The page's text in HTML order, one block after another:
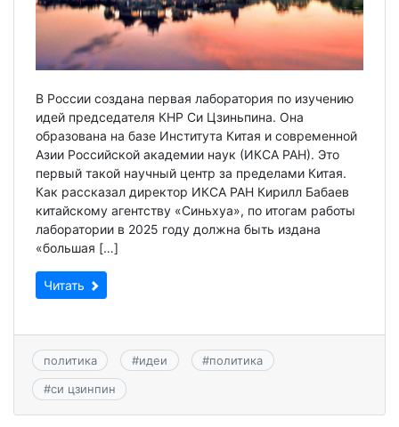
В России создана первая лаборатория по изучению
идей председателя КНР Си Цзиньпина. Она
образована на базе Института Китая и современной
Азии Российской академии наук (ИКСА РАН). Это
первый такой научный центр за пределами Китая.
Как рассказал директор ИКСА РАН Кирилл Бабаев
китайскому агентству «Синьхуа», по итогам работы
лаборатории в 2025 году должна быть издана
«большая […]
Читать
политика #идеи #политика
#си цзинпин